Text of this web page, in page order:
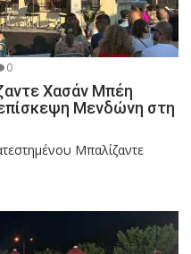
0
Χασάν Μπέη
Μενδώνη στη
Μπαλίζαντε